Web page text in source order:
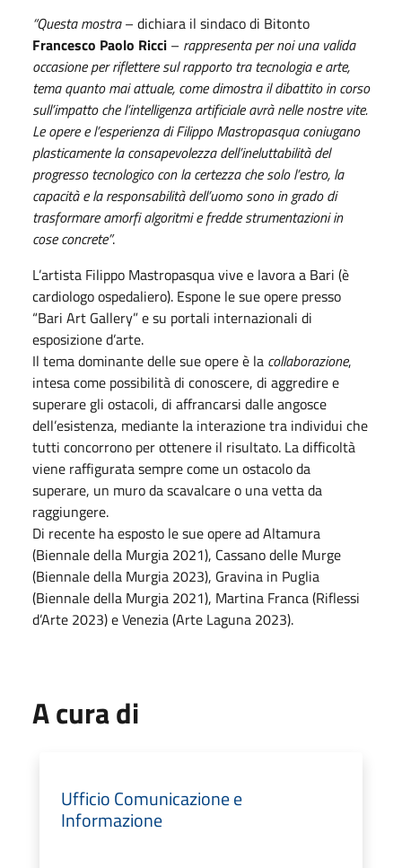
“Questa mostra– dichiara il sindaco di Bitonto
Francesco Paolo Ricci – rappresenta per noi una valida
occasione per riflettere sul rapporto tra tecnologia e arte,
tema quanto mai attuale, come dimostra il dibattito in corso
sull’impatto che l’intelligenza artificiale avrà nelle nostre vite.
Le opere e l’esperienza di Filippo Mastropasqua coniugano
plasticamente la consapevolezza dell’ineluttabilità del
progresso tecnologico con la certezza che solo l’estro, la
capacità e la responsabilità dell’uomo sono in grado di
trasformare amorfi algoritmi e fredde strumentazioni in
cose concrete”.
L’artista Filippo Mastropasqua vive e lavora a Bari (è
cardiologo ospedaliero). Espone le sue opere presso
“Bari Art Gallery” e su portali internazionali di
esposizione d’arte.
Il tema dominante delle sue opere è la collaborazione,
intesa come possibilità di conoscere, di aggredire e
superare gli ostacoli, di affrancarsi dalle angosce
dell’esistenza, mediante la interazione tra individui che
tutti concorrono per ottenere il risultato. La difficoltà
viene raffigurata sempre come un ostacolo da
superare, un muro da scavalcare o una vetta da
raggiungere.
Di recente ha esposto le sue opere ad Altamura
(Biennale della Murgia 2021), Cassano delle Murge
(Biennale della Murgia 2023), Gravina in Puglia
(Biennale della Murgia 2021), Martina Franca (Riflessi
d’Arte 2023) e Venezia (Arte Laguna 2023).
A cura di
Ufficio Comunicazione e
Informazione